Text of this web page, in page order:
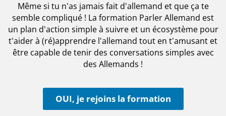
Même si tu n'as jamais fait d'allemand et que ça te
semble compliqué ! La formation Parler Allemand est
un plan d'action simple à suivre et un écosystème pour
t'aider à (ré)apprendre l'allemand tout en t'amusant et
être capable de tenir des conversations simples avec
des Allemands !
OUI, je rejoins la formation